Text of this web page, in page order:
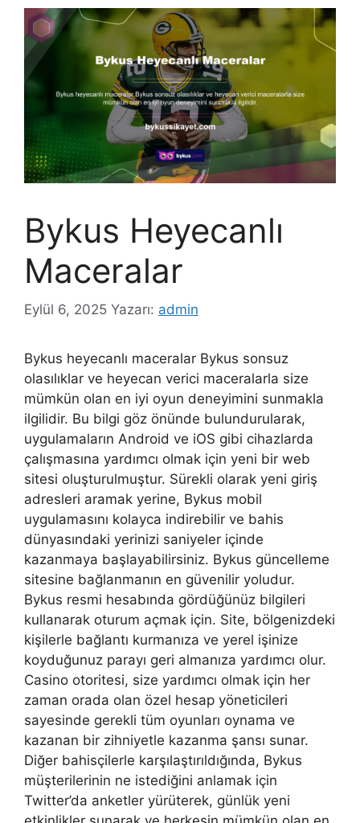
Bykus Heyecanlı
Maceralar
Eylül 6, 2025 Yazarı: admin
Bykus heyecanlı maceralar Bykus sonsuz
olasılıklar ve heyecan verici maceralarla size
mümkün olan en iyi oyun deneyimini sunmakla
ilgilidir. Bu bilgi göz önünde bulundurularak,
uygulamaların Android ve iOS gibi cihazlarda
çalışmasına yardımcı olmak için yeni bir web
sitesi oluşturulmuştur. Sürekli olarak yeni giriş
adresleri aramak yerine, Bykus mobil
uygulamasını kolayca indirebilir ve bahis
dünyasındaki yerinizi saniyeler içinde
kazanmaya başlayabilirsiniz. Bykus güncelleme
sitesine bağlanmanın en güvenilir yoludur.
Bykus resmi hesabında gördüğünüz bilgileri
kullanarak oturum açmak için. Site, bölgenizdeki
kişilerle bağlantı kurmanıza ve yerel işinize
koyduğunuz parayı geri almanıza yardımcı olur.
Casino otoritesi, size yardımcı olmak için her
zaman orada olan özel hesap yöneticileri
sayesinde gerekli tüm oyunları oynama ve
kazanan bir zihniyetle kazanma şansı sunar.
Diğer bahisçilerle karşılaştırıldığında, Bykus
müşterilerinin ne istediğini anlamak için
Twitter’da anketler yürüterek, günlük yeni